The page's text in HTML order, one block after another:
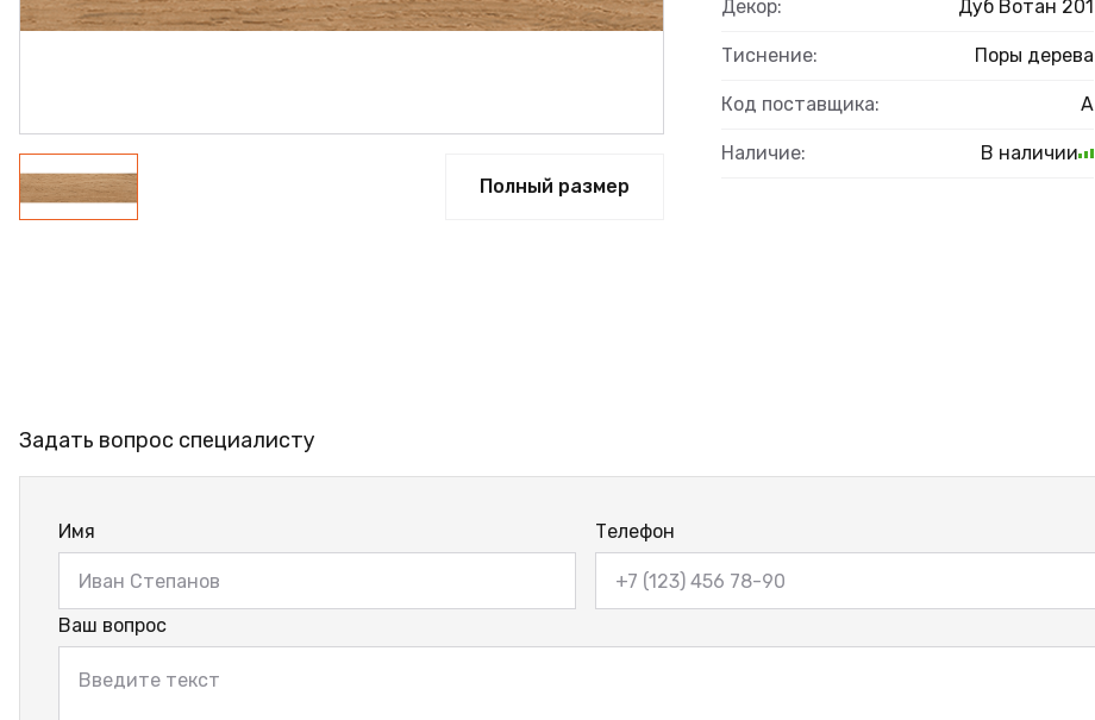
ПРОФИЛЬ АЛЮМИНИЕВЫЙ
Полный размер
Декор: Дуб Вотан 201
Тиснение: Поры дерева
Код поставщика: А
Наличие: В наличии
Задать вопрос специалисту
Имя Телефон
Ваш вопрос